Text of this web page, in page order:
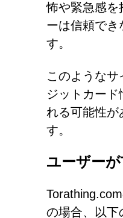
怖や緊急感を
ーは信頼でき
す。
このような
ジットカー
れる可能性が
す。
ユーザー
の場合、以下